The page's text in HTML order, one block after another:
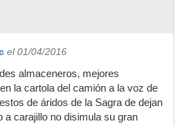
el 01/04/2016
almaceneros, mejores
la cartola del camión a la voz de
de áridos de la Sagra de dejan
a carajillo no disimula su gran